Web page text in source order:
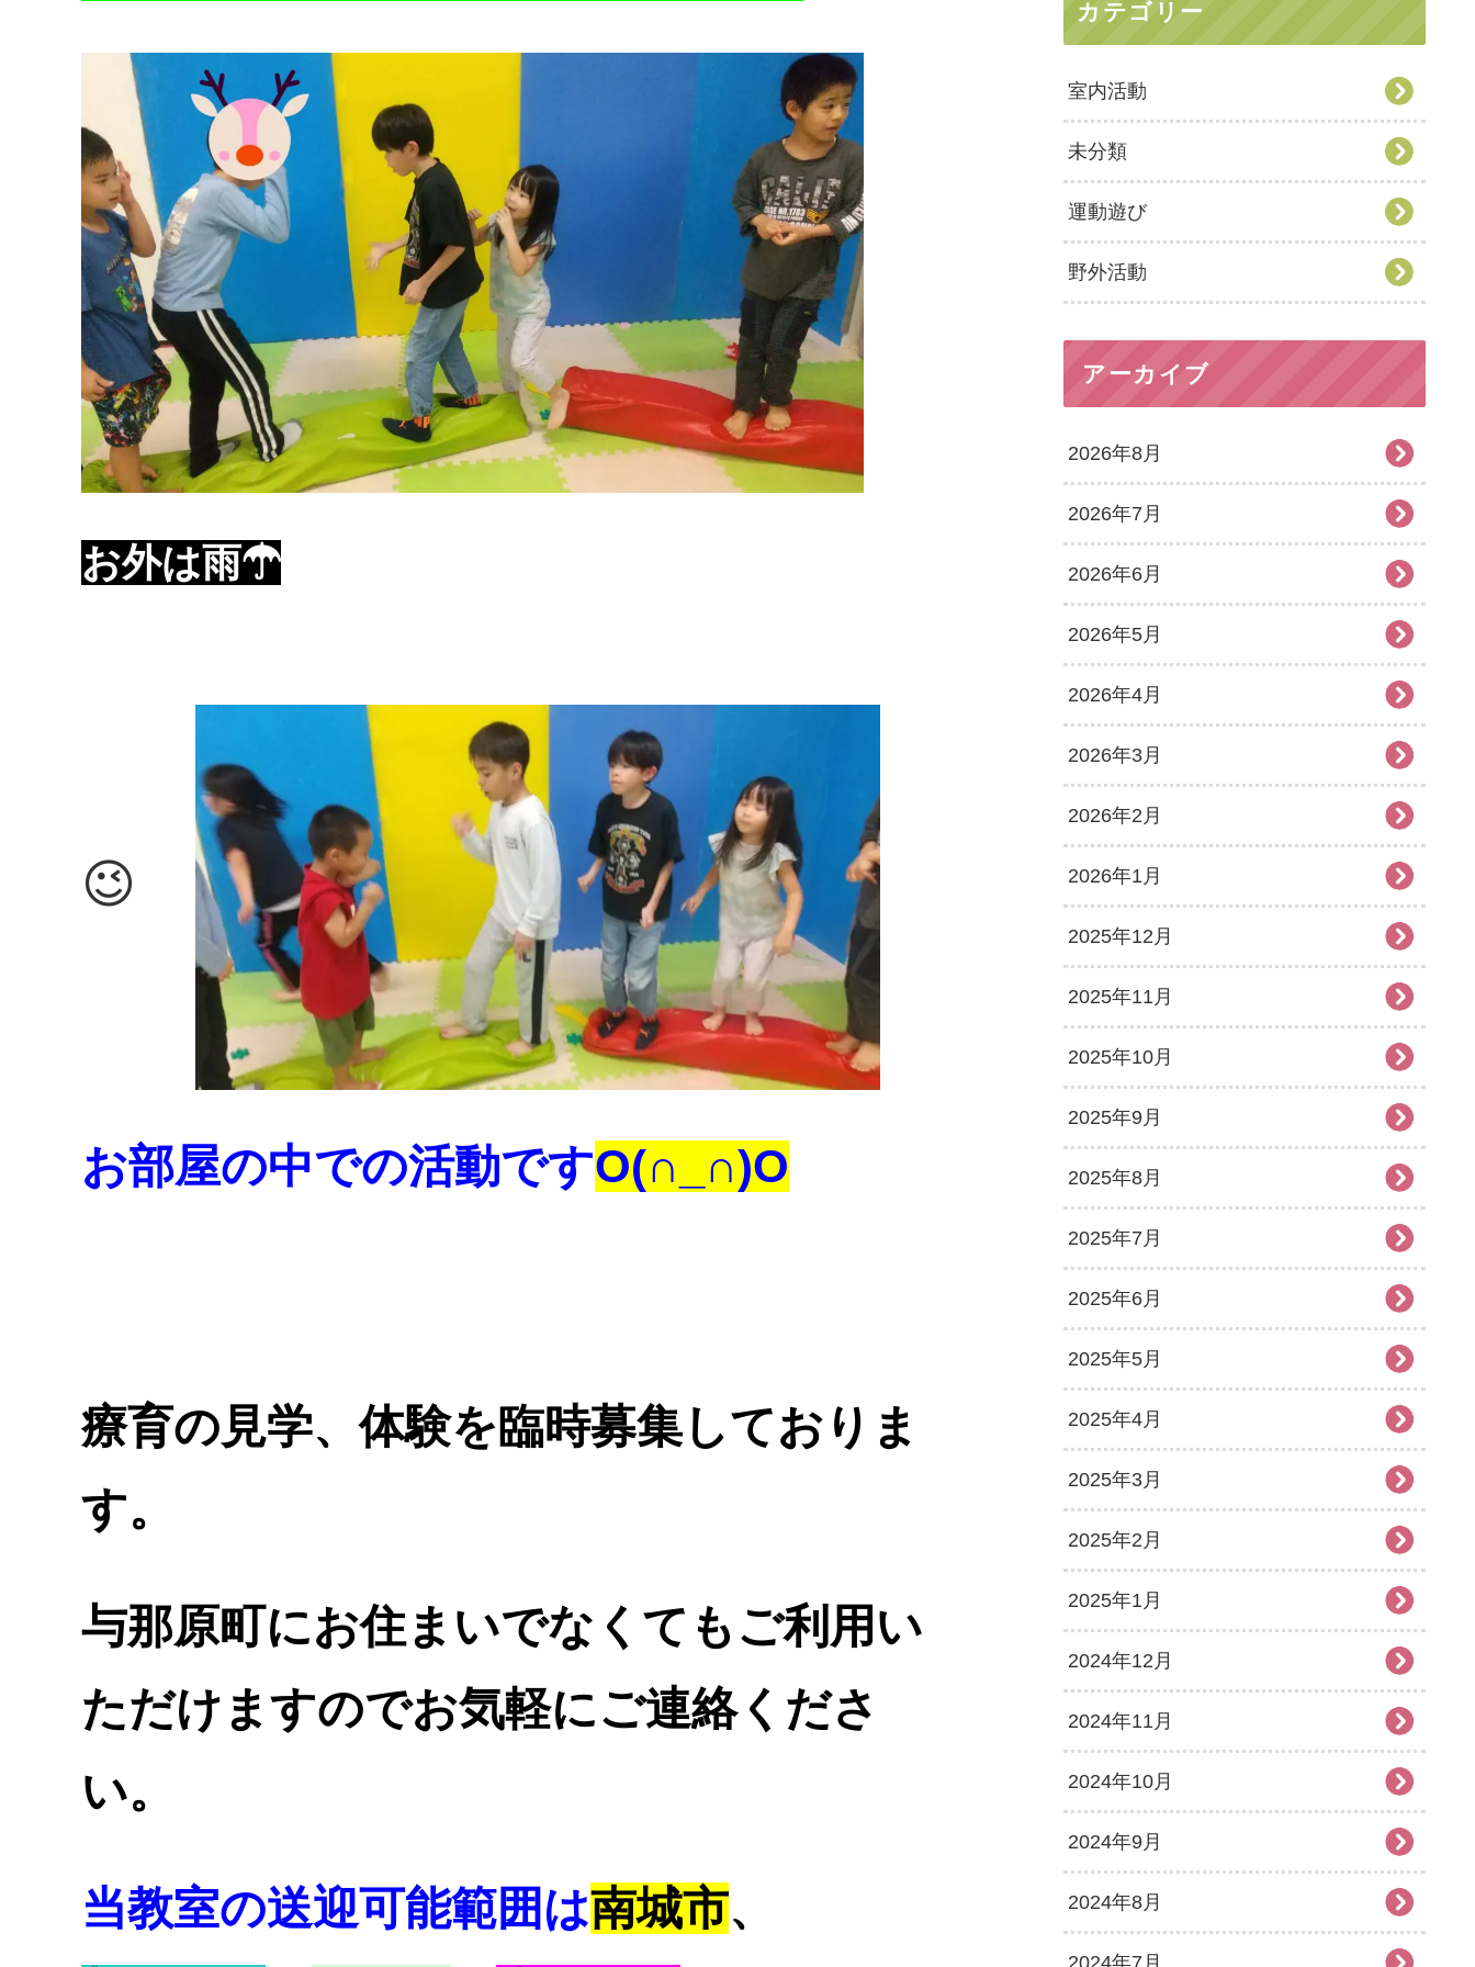
お外は雨☂
😉
お部屋の中での活動ですO(∩_∩)O
療育の見学、体験を臨時募集しておりま
す。
与那原町にお住まいでなくてもご利用い
ただけますのでお気軽にご連絡くださ
い。
当教室の送迎可能範囲は南城市、
カテゴリー
室内活動
未分類
運動遊び
野外活動
アーカイブ
2026年8月
2026年7月
2026年6月
2026年5月
2026年4月
2026年3月
2026年2月
2026年1月
2025年12月
2025年11月
2025年10月
2025年9月
2025年8月
2025年7月
2025年6月
2025年5月
2025年4月
2025年3月
2025年2月
2025年1月
2024年12月
2024年11月
2024年10月
2024年9月
2024年8月
2024年7月